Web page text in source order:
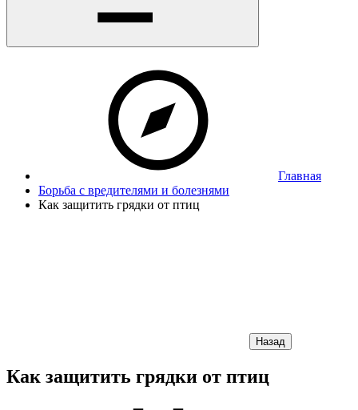
Главная
Борьба с вредителями и болезнями
Как защитить грядки от птиц
Назад
Как защитить грядки от птиц